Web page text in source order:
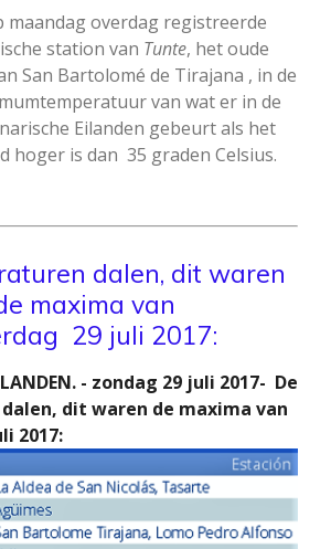
maandag overdag registreerde
station van Tunte, het oude
San Bartolomé de Tirajana , in de
van wat er in de
Eilanden gebeurt als het
hoger is dan 35 graden Celsius.
dalen, dit waren
maxima van
29 juli 2017:
- zondag 29 juli 2017- De
dit waren de maxima van
2017: